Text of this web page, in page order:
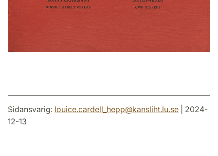
Sidansvarig: louice.cardell_hepp@kansliht.lu.se | 2024-
12-13